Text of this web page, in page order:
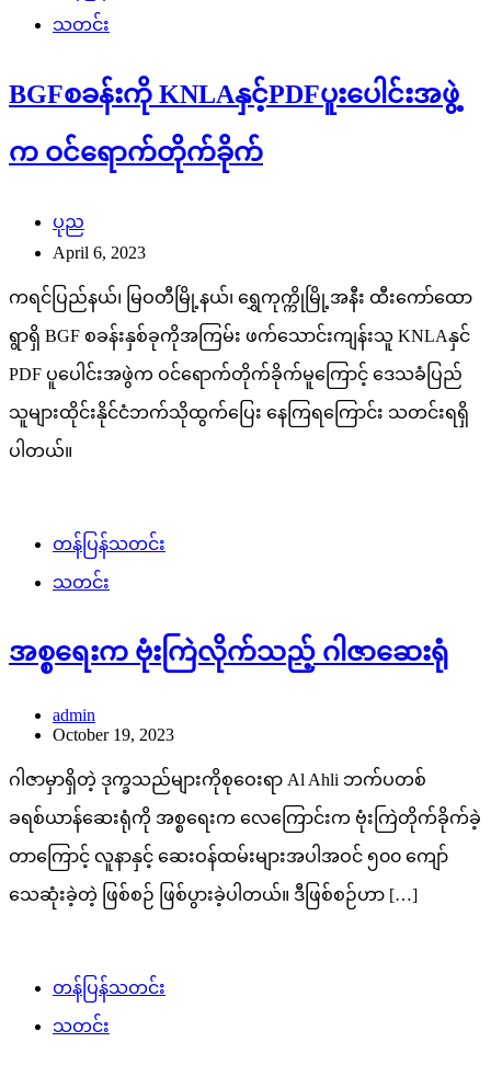
သတင်း
BGFစခန်းကို KNLAနှင့်PDFပူးပေါင်းအဖွဲ့
က ဝင်ရောက်တိုက်ခိုက်
ပုည
April 6, 2023
ကရင်ပြည်နယ်၊ မြဝတီမြို့နယ်၊ ရွှေကုက္ကိုမြို့အနီး ထီးကော်ထော
ရွာရှိ BGF စခန်းနှစ်ခုကိုအကြမ်း ဖက်သောင်းကျန်းသူ KNLAနှင်
PDF ပူပေါင်းအဖွဲက ဝင်ရောက်တိုက်ခိုက်မူကြောင့် ဒေသခံပြည်
သူများထိုင်းနိုင်ငံဘက်သိုထွက်ပြေး နေကြရကြောင်း သတင်းရရှိ
ပါတယ်။
တန်ပြန်သတင်း
သတင်း
အစ္စရေးက ဗုံးကြဲလိုက်သည့် ဂါဇာဆေးရုံ
admin
October 19, 2023
ဂါဇာမှာရှိတဲ့ ဒုက္ခသည်များကိုစုဝေးရာ Al Ahli ဘက်ပတစ်
ခရစ်ယာန်ဆေးရုံကို အစ္စရေးက လေကြောင်းက ဗုံးကြဲတိုက်ခိုက်ခဲ့
တာကြောင့် လူနာနှင့် ဆေးဝန်ထမ်းများအပါအဝင် ၅၀၀ ကျော်
သေဆုံးခဲ့တဲ့ ဖြစ်စဉ် ဖြစ်ပွားခဲ့ပါတယ်။ ဒီဖြစ်စဉ်ဟာ […]
တန်ပြန်သတင်း
သတင်း